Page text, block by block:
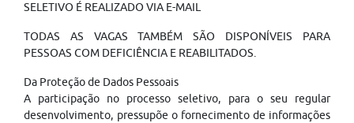
SELETIVO É REALIZADO VIA E-MAIL
TODAS AS VAGAS TAMBÉM SÃO DISPONÍVEIS PARA
PESSOAS COM DEFICIÊNCIA E REABILITADOS.
Da Proteção de Dados Pessoais
A participação no processo seletivo, para o seu regular
desenvolvimento, pressupõe o fornecimento de informações